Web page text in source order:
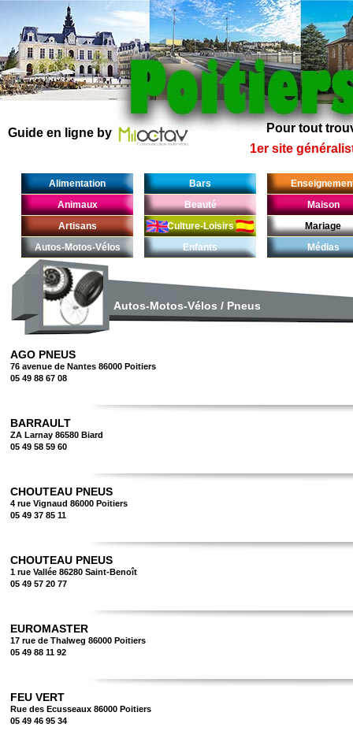
Pour tout
1er site
Guide en ligne by
Alimentation
Animaux
Artisans
Autos-Motos-Vélos
Bars
Beauté
Culture-Loisirs
Enfants
Maison
Mariage
Médias
Autos-Motos-Vélos / Pneus
AGO PNEUS
76 avenue de Nantes 86000 Poitiers
05 49 88 67 08
BARRAULT
ZA Larnay 86580 Biard
05 49 58 59 60
CHOUTEAU PNEUS
4 rue Vignaud 86000 Poitiers
05 49 37 85 11
CHOUTEAU PNEUS
1 rue Vallée 86280 Saint-Benoît
05 49 57 20 77
EUROMASTER
17 rue de Thalweg 86000 Poitiers
05 49 88 11 92
FEU VERT
Rue des Ecusseaux 86000 Poitiers
05 49 46 95 34